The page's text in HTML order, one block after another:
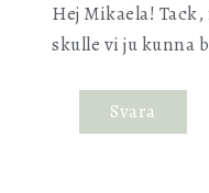
Hej Mikaela!
skulle vi ju kunna
Svara